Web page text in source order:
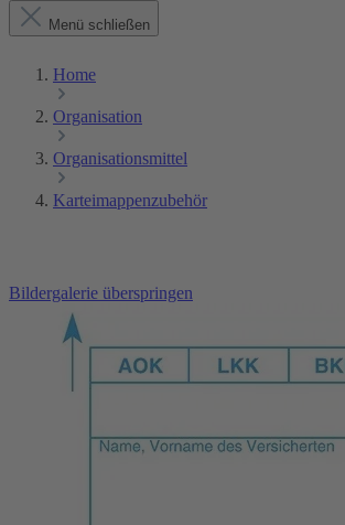
Menü schließen
Home
Organisation
Organisationsmittel
Karteimappenzubehör
Bildergalerie überspringen